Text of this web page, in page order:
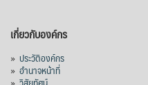
เกี่ยวกับองค์กร
» ประวัติองค์กร
» อำนาจหน้าที่